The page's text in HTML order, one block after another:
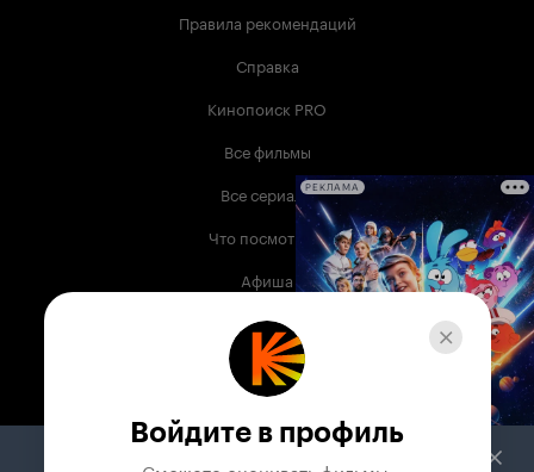
Правила рекомендаций
Справка
Кинопоиск PRO
Все фильмы
Все сериалы
Что посмотреть
Афиша
Музыка
Телепрограмма
Служба поддержки
РЕКЛАМА
Войдите в профиль